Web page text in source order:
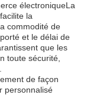
électroniqueLa
la
commodité de
et le délai de
que les
toute sécurité,
de façon
personnalisé